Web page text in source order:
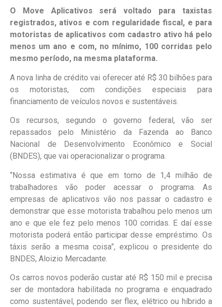
O Move Aplicativos será voltado para taxistas
registrados, ativos e com regularidade fiscal, e para
motoristas de aplicativos com cadastro ativo há pelo
menos um ano e com, no mínimo, 100 corridas pelo
mesmo período, na mesma plataforma.
A nova linha de crédito vai oferecer até R$ 30 bilhões para
os motoristas, com condições especiais para
financiamento de veículos novos e sustentáveis.
Os recursos, segundo o governo federal, vão ser
repassados pelo Ministério da Fazenda ao Banco
Nacional de Desenvolvimento Econômico e Social
(BNDES), que vai operacionalizar o programa.
“Nossa estimativa é que em torno de 1,4 milhão de
trabalhadores vão poder acessar o programa. As
empresas de aplicativos vão nos passar o cadastro e
demonstrar que esse motorista trabalhou pelo menos um
ano e que ele fez pelo menos 100 corridas. E daí esse
motorista poderá então participar desse empréstimo. Os
táxis serão a mesma coisa”, explicou o presidente do
BNDES, Aloizio Mercadante.
Os carros novos poderão custar até R$ 150 mil e precisa
ser de montadora habilitada no programa e enquadrado
como sustentável, podendo ser flex, elétrico ou híbrido a